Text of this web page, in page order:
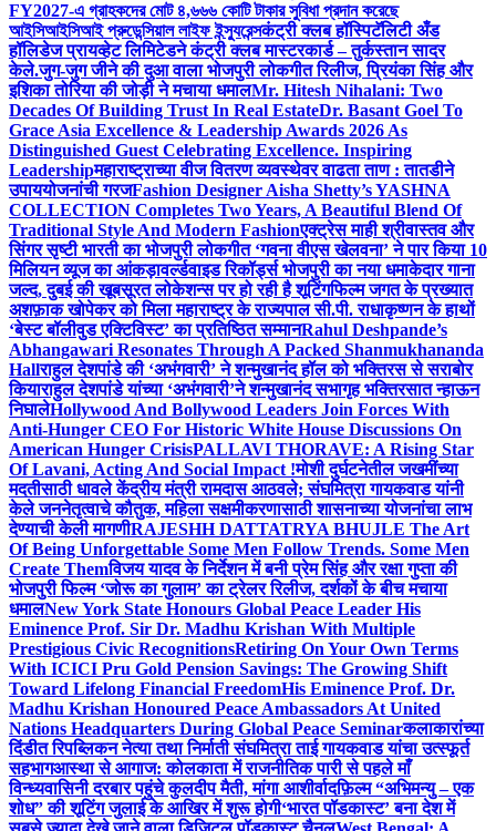
FY2027-এ গ্রাহকদের মোট ৪,৬৬৬ কোটি টাকার সুবিধা প্রদান করেছে
আইসিআইসিআই প্রুডেন্সিয়াল লাইফ ইন্স্যুরেন্সकंट्री क्लब हॉस्पिटॅलिटी अँड
हॉलिडेज प्रायव्हेट लिमिटेडने कंट्री क्लब मास्टरकार्ड – तुर्कस्तान सादर
केले.जुग-जुग जीने की दुआ वाला भोजपुरी लोकगीत रिलीज, प्रियंका सिंह और
इशिका तोरिया की जोड़ी ने मचाया धमालMr. Hitesh Nihalani: Two
Decades Of Building Trust In Real EstateDr. Basant Goel To
Grace Asia Excellence & Leadership Awards 2026 As
Distinguished Guest Celebrating Excellence. Inspiring
Leadershipमहाराष्ट्राच्या वीज वितरण व्यवस्थेवर वाढता ताण : तातडीने
उपाययोजनांची गरजFashion Designer Aisha Shetty’s YASHNA
COLLECTION Completes Two Years, A Beautiful Blend Of
Traditional Style And Modern Fashionएक्ट्रेस माही श्रीवास्तव और
सिंगर सृष्टी भारती का भोजपुरी लोकगीत ‘गवना वीएस खेलवना’ ने पार किया 10
मिलियन व्यूज का आंकड़ावर्ल्डवाइड रिकॉर्ड्स भोजपुरी का नया धमाकेदार गाना
जल्द, दुबई की खूबसूरत लोकेशन्स पर हो रही है शूटिंगफिल्म जगत के प्रख्यात
अशफ़ाक खोपेकर को मिला महाराष्ट्र के राज्यपाल सी.पी. राधाकृष्णन के हाथों
‘बेस्ट बॉलीवुड एक्टिविस्ट’ का प्रतिष्ठित सम्मानRahul Deshpande’s
Abhangawari Resonates Through A Packed Shanmukhananda
Hallराहुल देशपांडे की ‘अभंगवारी’ ने शन्मुखानंद हॉल को भक्तिरस से सराबोर
कियाराहुल देशपांडे यांच्या ‘अभंगवारी’ने शन्मुखानंद सभागृह भक्तिरसात न्हाऊन
निघालेHollywood And Bollywood Leaders Join Forces With
Anti-Hunger CEO For Historic White House Discussions On
American Hunger CrisisPALLAVI THORAVE: A Rising Star
Of Lavani, Acting And Social Impact !मोशी दुर्घटनेतील जखमींच्या
मदतीसाठी धावले केंद्रीय मंत्री रामदास आठवले; संघमित्रा गायकवाड यांनी
केले जननेतृत्वाचे कौतुक, महिला सक्षमीकरणासाठी शासनाच्या योजनांचा लाभ
देण्याची केली मागणीRAJESHH DATTATRYA BHUJLE The Art
Of Being Unforgettable Some Men Follow Trends. Some Men
Create Themविजय यादव के निर्देशन में बनी प्रेम सिंह और रक्षा गुप्ता की
भोजपुरी फिल्म ‘जोरू का गुलाम’ का ट्रेलर रिलीज, दर्शकों के बीच मचाया
धमालNew York State Honours Global Peace Leader His
Eminence Prof. Sir Dr. Madhu Krishan With Multiple
Prestigious Civic RecognitionsRetiring On Your Own Terms
With ICICI Pru Gold Pension Savings: The Growing Shift
Toward Lifelong Financial FreedomHis Eminence Prof. Dr.
Madhu Krishan Honoured Peace Ambassadors At United
Nations Headquarters During Global Peace Seminarकलाकारांच्या
दिंडीत रिपब्लिकन नेत्या तथा निर्माती संघमित्रा ताई गायकवाड यांचा उत्स्फूर्त
सहभागआस्था से आगाज: कोलकाता में राजनीतिक पारी से पहले माँ
विन्ध्यवासिनी दरबार पहुंचे कुलदीप मैती, मांगा आशीर्वादफ़िल्म “अभिमन्यु – एक
शोध” की शूटिंग जुलाई के आखिर में शुरू होगी‘भारत पॉडकास्ट’ बना देश में